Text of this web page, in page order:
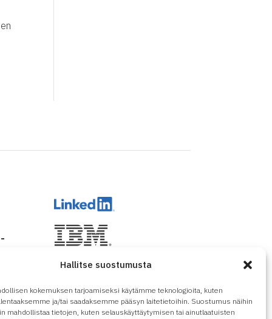
Hallitse suostumusta
kokemuksen tarjoamiseksi käytämme teknologioita, kuten
ja/tai saadaksemme pääsyn laitetietoihin. Suostumus näihin
mahdollistaa tietojen, kuten selauskäyttäytymisen tai ainutlaatuisten